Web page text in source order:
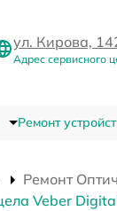
ул. Кирова,
Адрес сервисного
Ремонт
Ремонт
Veber